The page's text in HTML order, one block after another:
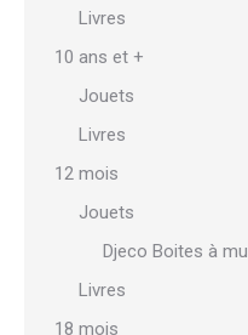
Livres
10 ans et +
Jouets
Livres
12 mois
Jouets
Djeco Boites à
Livres
18 mois